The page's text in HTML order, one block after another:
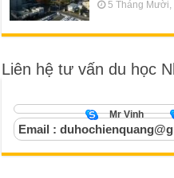
5 Tháng Mười,
Liên hệ tư vấn du học
Mr Vinh
Email :